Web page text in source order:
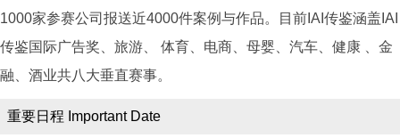
1000家参赛公司报送近4000件案例与作品。目前IAI传鉴涵盖IAI
传鉴国际广告奖、旅游、 体育、电商、母婴、汽车、健康 、金
融、酒业共八大垂直赛事。
重要日程 Important Date